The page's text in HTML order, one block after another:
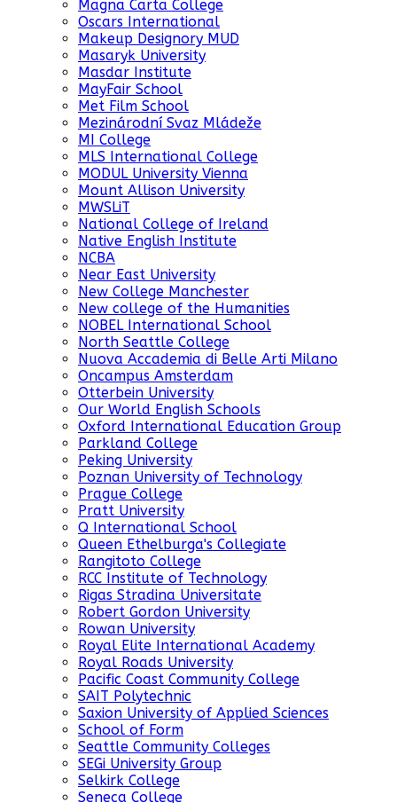
Magna Carta College
Oscars International
Makeup Designory MUD
Masaryk University
Masdar Institute
MayFair School
Met Film School
Mezinárodní Svaz Mládeže
MI College
MLS International College
MODUL University Vienna
Mount Allison University
MWSLiT
National College of Ireland
Native English Institute
NCBA
Near East University
New College Manchester
New college of the Humanities
NOBEL International School
North Seattle College
Nuova Accademia di Belle Arti Milano
Oncampus Amsterdam
Otterbein University
Our World English Schools
Oxford International Education Group
Parkland College
Peking University
Poznan University of Technology
Prague College
Pratt University
Q International School
Queen Ethelburga's Collegiate
Rangitoto College
RCC Institute of Technology
Rigas Stradina Universitate
Robert Gordon University
Rowan University
Royal Elite International Academy
Royal Roads University
Pacific Coast Community College
SAIT Polytechnic
Saxion University of Applied Sciences
School of Form
Seattle Community Colleges
SEGi University Group
Selkirk College
Seneca College